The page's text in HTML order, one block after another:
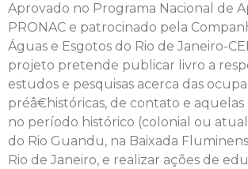
Aprovado no Programa Nacional de
PRONAC e patrocinado pela
Águas e Esgotos do Rio de Janeiro-
projeto pretende publicar livro a
estudos e pesquisas acerca das
préâ€históricas, de contato e
no período histórico (colonial ou
do Rio Guandu, na Baixada
Rio de Janeiro, e realizar ações de